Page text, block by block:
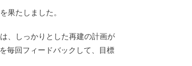
果たしました。
、しっかりとした再建の計画が
毎回フィードバックして、目標